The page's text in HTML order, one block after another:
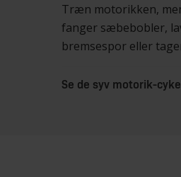
Træn motorikken,
fanger sæbebobler,
bremsespor eller
Se de syv motorik-